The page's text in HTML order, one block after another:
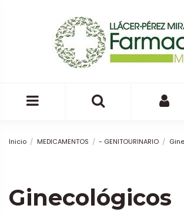
Inicio MEDICAMENTOS - GENITOURINARIO
Ginecológicos